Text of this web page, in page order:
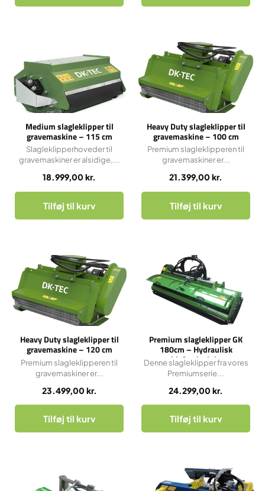
Medium slagleklipper til
gravemaskine – 115 cm
18.999,00 kr.
Slagleklipperhoveder til
gravemaskiner er alsidige,...
Tilføj til kurv
Heavy Duty slagleklipper til
gravemaskine – 100 cm
21.399,00 kr.
Premium slagleklipperen til
gravemaskiner er...
Tilføj til kurv
Heavy Duty slagleklipper til
gravemaskine – 120 cm
23.499,00 kr.
Premium slagleklipperen til
gravemaskiner er...
Tilføj til kurv
Premium slagleklipper GK
180cm – Hydraulisk
sideforskydning
24.299,00 kr.
Denne slagleklipper fra vores
Premiumserie...
Tilføj til kurv